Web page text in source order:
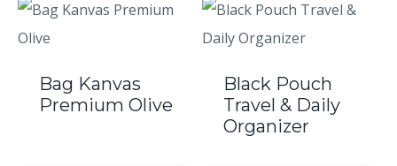
Bag Kanvas
Premium Olive
Black Pouch
Travel & Daily
Organizer